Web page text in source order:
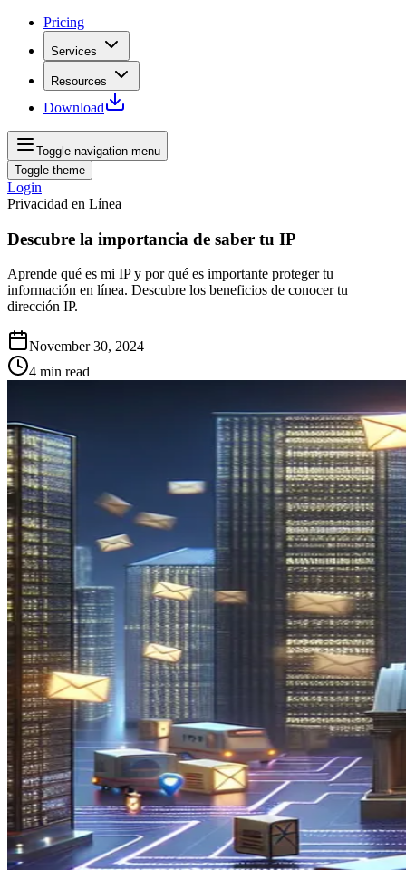
Pricing
Services
Resources
Download
Toggle navigation menu
Toggle theme
Login
Privacidad en Línea
Descubre la importancia de saber tu IP
Aprende qué es mi IP y por qué es importante proteger tu
información en línea. Descubre los beneficios de conocer tu
dirección IP.
November 30, 2024
4 min read